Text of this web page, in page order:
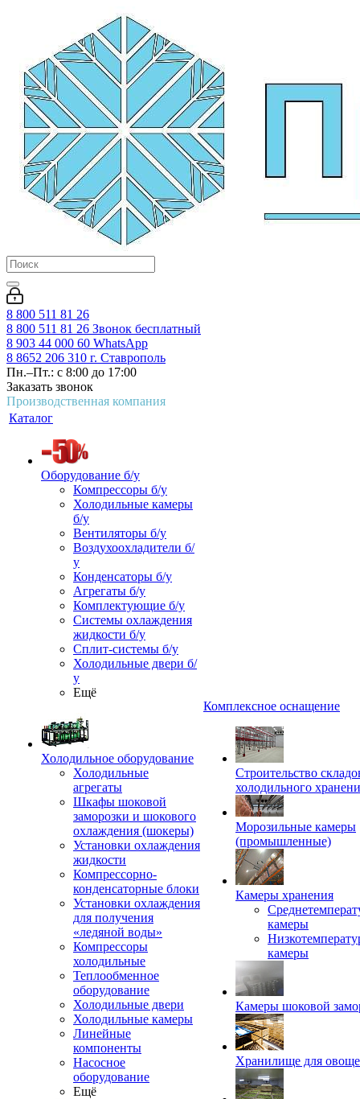
8 800 511 81 26
8 800 511 81 26 Звонок бесплатный
8 903 44 000 60 WhatsАpp
8 8652 206 310 г. Ставрополь
Пн.–Пт.: с 8:00 до 17:00
Заказать звонок
Производственная компания
Каталог
Оборудование б/у
Компрессоры б/у
Холодильные камеры
б/у
Вентиляторы б/у
Воздухоохладители б/
у
Конденсаторы б/у
Агрегаты б/у
Комплектующие б/у
Системы охлаждения
жидкости б/у
Сплит-системы б/у
Холодильные двери б/
у
Ещё
Холодильное оборудование
Холодильные
агрегаты
Шкафы шоковой
заморозки и шокового
охлаждения (шокеры)
Установки охлаждения
жидкости
Компрессорно-
конденсаторные блоки
Установки охлаждения
для получения
«ледяной воды»
Компрессоры
холодильные
Теплообменное
оборудование
Холодильные двери
Холодильные камеры
Линейные
компоненты
Насосное
оборудование
Ещё
Комплексное оснащение
Строительство
холодильного
Морозильные камеры
(промышленные)
Камеры хранения
камеры
камеры
Камеры шоковой
Хранилище для